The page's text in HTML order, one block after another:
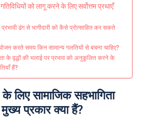
को लागू करने के लिए सर्वोत्तम प्रथाएँ
ढंग से भागीदारी को कैसे प्रोत्साहित कर सकते
करते समय किन सामान्य गलतियों से बचना चाहिए?
के वृद्धों की भलाई पर प्रभाव को अनुकूलित करने के
हैं?
के लिए सामाजिक सहभागिता
मुख्य प्रकार क्या हैं?